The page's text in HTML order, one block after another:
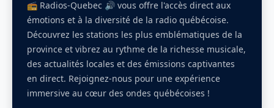
📻 Radios-Quebec 🔊 vous offre l'accès direct aux
émotions et à la diversité de la radio québécoise.
Découvrez les stations les plus emblématiques de la
province et vibrez au rythme de la richesse musicale,
des actualités locales et des émissions captivantes
en direct. Rejoignez-nous pour une expérience
immersive au cœur des ondes québécoises !